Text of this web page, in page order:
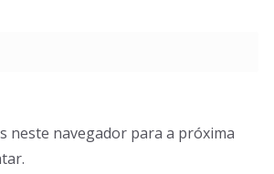
neste navegador para a próxima